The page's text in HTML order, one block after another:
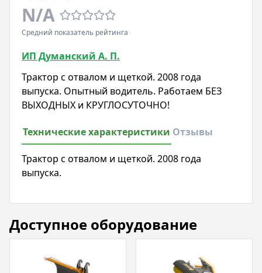
ИП Думанский А. П.
Трактор с отвалом и щеткой. 2008 года
выпуска. Опытный водитель. Работаем БЕЗ
ВЫХОДНЫХ и КРУГЛОСУТОЧНО!
Технические характеристики Отзывы
Трактор с отвалом и щеткой. 2008 года
выпуска.
N/A
Средний показатель рейтинга
Доступное оборудование